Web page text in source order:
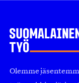
Olemme